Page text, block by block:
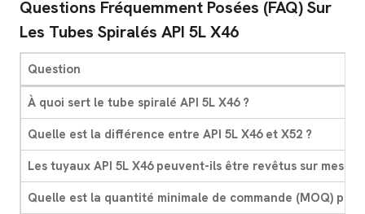
Questions Fréquemment Posées (FAQ) Sur
Les Tubes Spiralés API 5L X46
Question
À quoi sert le tube spiralé API 5L X46 ?
Quelle est la différence entre API 5L X46 et X52 ?
Les tuyaux API 5L X46 peuvent-ils être revêtus sur mesure
Quelle est la quantité minimale de commande (MOQ) pour